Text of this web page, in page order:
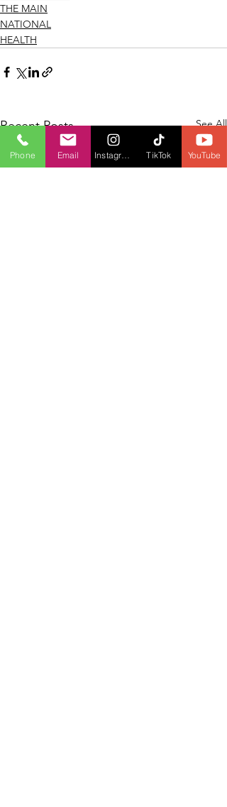
THE MAIN
NATIONAL
HEALTH
Recent Posts See All
Phone Email TikTok YouTube